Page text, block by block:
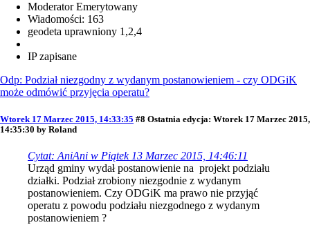
Moderator Emerytowany
Wiadomości: 163
geodeta uprawniony 1,2,4
IP zapisane
Odp: Podział niezgodny z wydanym postanowieniem - czy ODGiK
może odmówić przyjęcia operatu?
Wtorek 17 Marzec 2015, 14:33:35 #8 Ostatnia edycja: Wtorek 17 Marzec 2015,
14:35:30 by Roland
Cytat: AniAni w Piątek 13 Marzec 2015, 14:46:11
Urząd gminy wydał postanowienie na projekt podziału
działki. Podział zrobiony niezgodnie z wydanym
postanowieniem. Czy ODGiK ma prawo nie przyjąć
operatu z powodu podziału niezgodnego z wydanym
postanowieniem ?